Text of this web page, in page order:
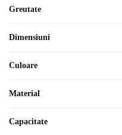
Greutate
Dimensiuni
Culoare
Material
Capacitate